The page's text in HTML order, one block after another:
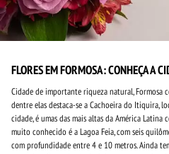
FLORES EM FORMOSA: CONHEÇA A
Cidade de importante riqueza natural, Formosa
dentre elas destaca-se a Cachoeira do Itiquira,
cidade, é umas das mais altas da América
muito conhecido é a Lagoa Feia, com seis
com profundidade entre 4 e 10 metros. Ainda